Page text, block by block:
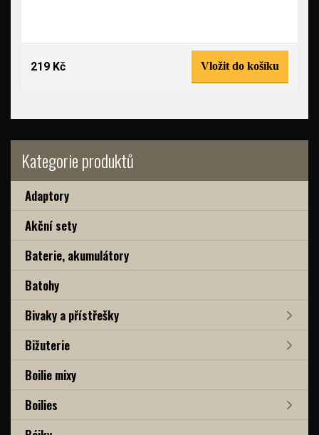
Kategorie produktů
Adaptory
Akční sety
Baterie, akumulátory
Batohy
Bivaky a přístřešky
Bižuterie
Boilie mixy
Boilies
219 Kč Vložit do košíku